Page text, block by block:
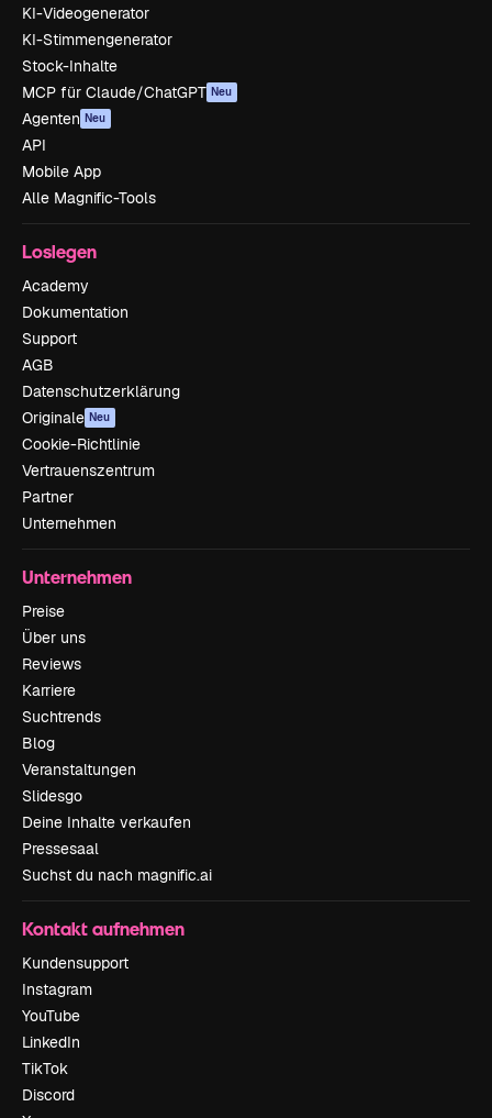
KI-Videogenerator
KI-Stimmengenerator
Stock-Inhalte
MCP für Claude/ChatGPT Neu
Agenten Neu
API
Mobile App
Alle Magnific-Tools
Loslegen
Academy
Dokumentation
Support
AGB
Datenschutzerklärung
Originale Neu
Cookie-Richtlinie
Vertrauenszentrum
Partner
Unternehmen
Unternehmen
Preise
Über uns
Reviews
Karriere
Suchtrends
Blog
Veranstaltungen
Slidesgo
Deine Inhalte verkaufen
Pressesaal
Suchst du nach magnific.ai
Kontakt aufnehmen
Kundensupport
Instagram
YouTube
LinkedIn
TikTok
Discord